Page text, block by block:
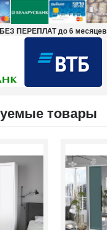
БЕЗ ПЕРЕПЛАТ до 6 месяцев
товары